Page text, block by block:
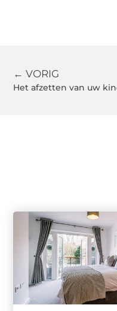
← VORIG
Het afzetten van uw